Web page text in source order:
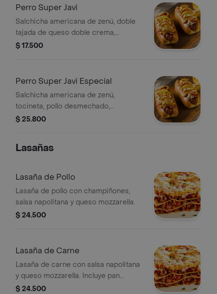
Perro Super Javi
Salchicha americana de zenú, doble
tajada de queso doble crema,
champiñón, huevo de codorniz, papa
$ 17.500
Perro Super Javi Especial
Salchicha americana de zenú,
tocineta, pollo desmechado,
champiñón, huevo de codorniz, 2
mayonesa y salsa de piña.
$ 25.800
Lasañas
Lasaña de Pollo
Lasaña de pollo con champiñones,
salsa napolitana y queso mozzarella.
$ 24.500
Lasaña de Carne
Lasaña de carne con salsa napolitana
y queso mozzarella. Incluye pan
tajado.
$ 24.500